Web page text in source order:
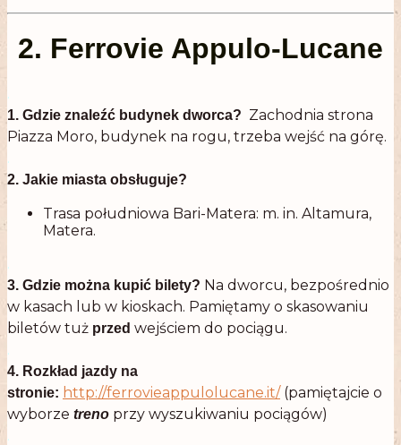
2. Ferrovie Appulo-Lucane
.
1. Gdzie znaleźć budynek dworca? Zachodnia strona
Piazza Moro, budynek na rogu, trzeba wejść na górę.
.
2. Jakie miasta obsługuje?
Trasa południowa Bari-Matera: m. in. Altamura,
Matera.
.
3. Gdzie można kupić bilety? Na dworcu, bezpośrednio
w kasach lub w kioskach. Pamiętamy o skasowaniu
biletów tuż przed wejściem do pociągu.
.
4. Rozkład jazdy na
stronie: http://ferrovieappulolucane.it/(pamiętajcie o
wyborze treno przy wyszukiwaniu pociągów)
.